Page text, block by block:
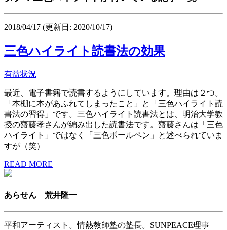
2018/04/17 (更新日: 2020/10/17)
三色ハイライト読書法の効果
有益状況
最近、電子書籍で読書するようにしています。理由は２つ。
「本棚に本があふれてしまったこと」と「三色ハイライト読
書法の習得」です。三色ハイライト読書法とは、明治大学教
授の齋藤孝さんが編み出した読書法です。齋藤さんは「三色
ハイライト」ではなく「三色ボールペン」と述べられていま
すが（笑）
READ MORE
あらせん 荒井隆一
平和アーティスト。情熱教師塾の塾長。SUNPEACE理事